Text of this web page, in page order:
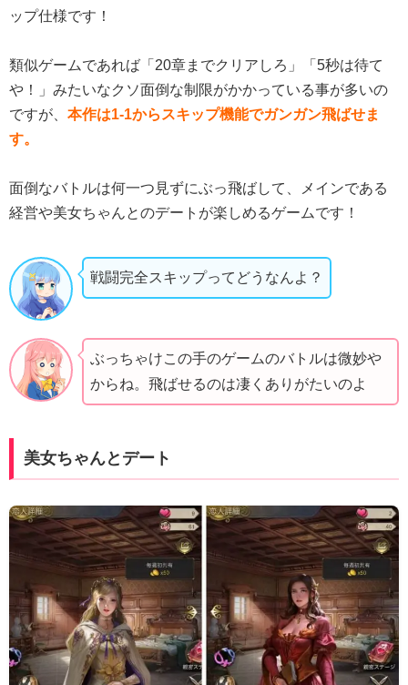
ップ仕様です！
類似ゲームであれば「20章までクリアしろ」「5秒は待て
や！」みたいなクソ面倒な制限がかかっている事が多いの
ですが、 本作は1-1からスキップ機能でガンガン飛ばせま
す。
面倒なバトルは何一つ見ずにぶっ飛ばして、メインである
経営や美女ちゃんとのデートが楽しめるゲームです！
戦闘完全スキップってどうなんよ？
ぶっちゃけこの手のゲームのバトルは微妙や
からね。飛ばせるのは凄くありがたいのよ
美女ちゃんとデート